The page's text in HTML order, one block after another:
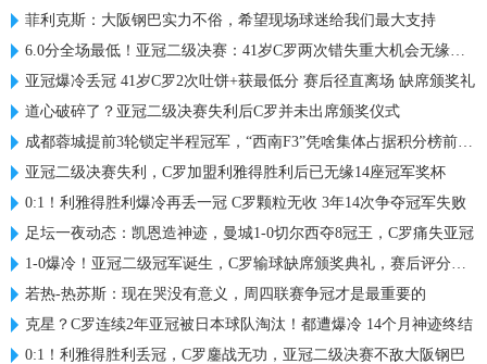
菲利克斯：大阪钢巴实力不俗，希望现场球迷给我们最大支持
6.0分全场最低！亚冠二级决赛：41岁C罗两次错失重大机会无缘首冠
亚冠爆冷丢冠 41岁C罗2次吐饼+获最低分 赛后径直离场 缺席颁奖礼
道心破碎了？亚冠二级决赛失利后C罗并未出席颁奖仪式
成都蓉城提前3轮锁定半程冠军，“西南F3”凭啥集体占据积分榜前三？
亚冠二级决赛失利，C罗加盟利雅得胜利后已无缘14座冠军奖杯
0:1！利雅得胜利爆冷再丢一冠 C罗颗粒无收 3年14次争夺冠军失败
足坛一夜动态：凯恩造神迹，曼城1-0切尔西夺8冠王，C罗痛失亚冠
1-0爆冷！亚冠二级冠军诞生，C罗输球缺席颁奖典礼，赛后评分出炉
若热-热苏斯：现在哭没有意义，周四联赛争冠才是最重要的
克星？C罗连续2年亚冠被日本球队淘汰！都遭爆冷 14个月神迹终结
0:1！利雅得胜利丢冠，C罗鏖战无功，亚冠二级决赛不敌大阪钢巴